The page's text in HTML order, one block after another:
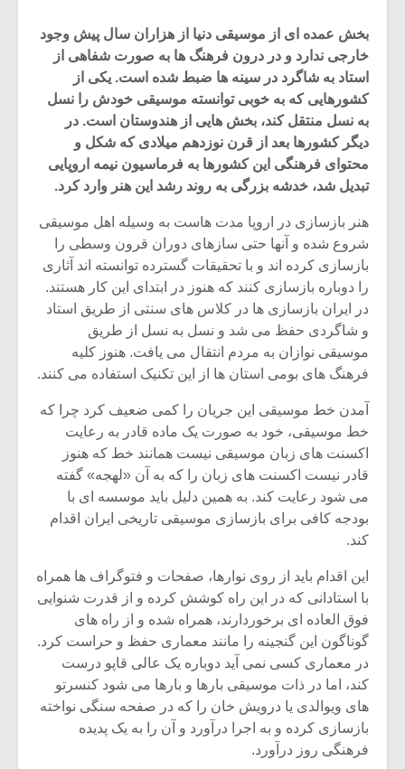
بخش عمده ای از موسیقی دنیا از هزاران سال پیش وجود
خارجی ندارد و در درون فرهنگ ها به صورت شفاهی از
استاد به شاگرد در سینه ها ضبط شده است. یکی از
کشورهایی که به خوبی توانسته موسیقی خودش را نسل
به نسل منتقل کند، بخش هایی از هندوستان است. در
دیگر کشورها بعد از قرن نوزدهم میلادی که شکل و
محتوای فرهنگی این کشورها به فرماسیون نیمه اروپایی
تبدیل شد، خدشه بزرگی به روند رشد این هنر وارد کرد.
هنر بازسازی در اروپا مدت هاست به وسیله اهل موسیقی
شروع شده و آنها حتی سازهای دوران قرون وسطی را
بازسازی کرده اند و با تحقیقات گسترده توانسته اند آثاری
را دوباره بازسازی کنند که هنوز در ابتدای این کار هستند.
در ایران بازسازی ها در کلاس های سنتی از طریق استاد
و شاگردی حفظ می شد و نسل به نسل از طریق
موسیقی نوازان به مردم انتقال می یافت. هنوز کلیه
فرهنگ های بومی استان ها از این تکنیک استفاده می کنند.
آمدن خط موسیقی این جریان را کمی ضعیف کرد چرا که
خط موسیقی، خود به صورت یک ماده قادر به رعایت
اکسنت های زبان موسیقی نیست همانند خط که هنوز
قادر نیست اکسنت های زبان را که به آن «لهجه» گفته
می شود رعایت کند. به همین دلیل باید موسسه ای با
بودجه کافی برای بازسازی موسیقی تاریخی ایران اقدام
کند.
این اقدام باید از روی نوارها، صفحات و فتوگراف ها همراه
با استادانی که در این راه کوشش کرده و از قدرت شنوایی
فوق العاده ای برخوردارند، همراه شده و از راه های
گوناگون این گنجینه را مانند معماری حفظ و حراست کرد.
در معماری کسی نمی آید دوباره یک عالی قاپو درست
کند، اما در ذات موسیقی بارها و بارها می شود کنسرتو
های ویوالدی یا درویش خان را که در صفحه سنگی نواخته
بازسازی کرده و به اجرا درآورد و آن را به یک پدیده
فرهنگی روز درآورد.
میکلوش روژا
یادداشتی بر موسیقی
متن فیلم «متری
شیش و نیم»
موریس ژار
دوره
موسیقی